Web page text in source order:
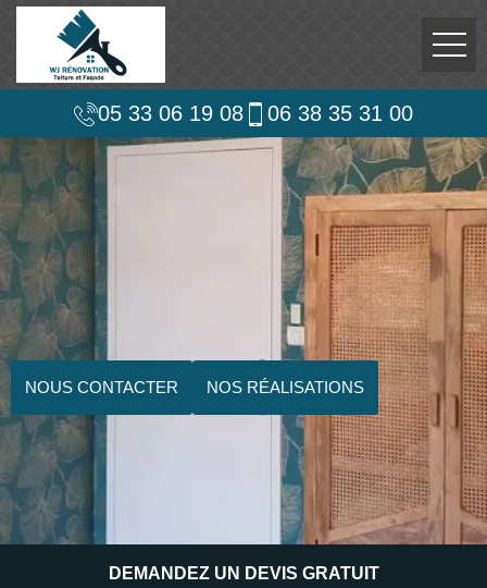
05 33 06 19 08 06 38 35 31 00
NOUS CONTACTER NOS RÉALISATIONS
DEMANDEZ UN DEVIS GRATUIT